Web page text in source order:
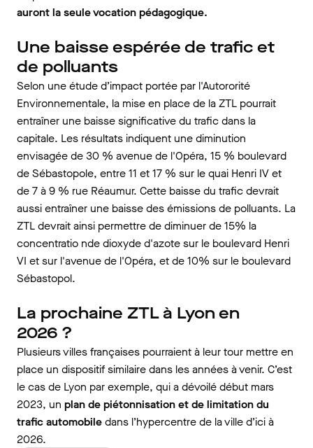
auront la seule vocation pédagogique.
Une baisse espérée de trafic et
de polluants
Selon une étude d’impact portée par l'Autororité
Environnementale, la mise en place de la ZTL pourrait
entraîner une baisse significative du trafic dans la
capitale. Les résultats indiquent une diminution
envisagée de 30 % avenue de l'Opéra, 15 % boulevard
de Sébastopole, entre 11 et 17 % sur le quai Henri IV et
de 7 à 9 % rue Réaumur. Cette baisse du trafic devrait
aussi entraîner une baisse des émissions de polluants. La
ZTL devrait ainsi permettre de diminuer de 15% la
concentratio nde dioxyde d'azote sur le boulevard Henri
VI et sur l'avenue de l'Opéra, et de 10% sur le boulevard
Sébastopol.
La prochaine ZTL à Lyon en
2026 ?
Plusieurs villes françaises pourraient à leur tour mettre en
place un dispositif similaire dans les années à venir. C’est
le cas de Lyon par exemple, qui a dévoilé début mars
2023, un plan de piétonnisation et de limitation du
trafic automobiledans l’hypercentre de la ville d’ici à
2026.